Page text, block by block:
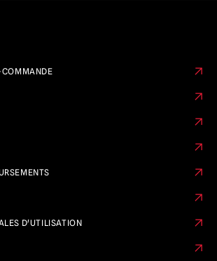
COMMANDE
D'UTILISATION